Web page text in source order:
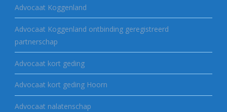
Advocaat Koggenland
Advocaat Koggenland ontbinding geregistreerd
partnerschap
Advocaat kort geding
Advocaat kort geding Hoorn
Advocaat nalatenschap